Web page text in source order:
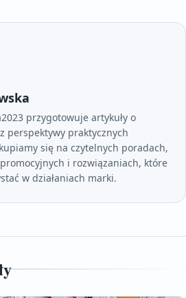
przygotowuje artykuły o
perspektywy praktycznych
się na czytelnych poradach,
i rozwiązaniach, które
w działaniach marki.